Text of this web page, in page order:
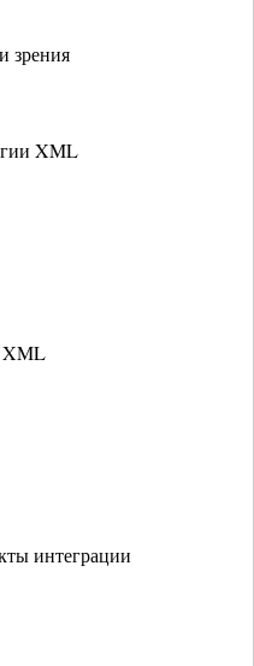
зрения
XML
XML
интеграции